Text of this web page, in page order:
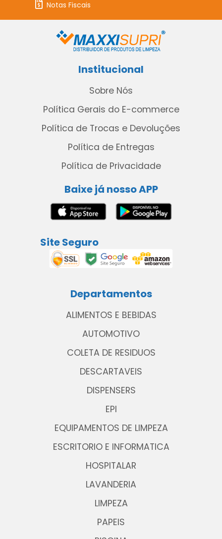
Notas Fiscais
Institucional
Sobre Nós
Política Gerais do E-commerce
Política de Trocas e Devoluções
Política de Entregas
Política de Privacidade
Baixe já nosso APP
Site Seguro
Departamentos
ALIMENTOS E BEBIDAS
AUTOMOTIVO
COLETA DE RESIDUOS
DESCARTAVEIS
DISPENSERS
EPI
EQUIPAMENTOS DE LIMPEZA
ESCRITORIO E INFORMATICA
HOSPITALAR
LAVANDERIA
LIMPEZA
PAPEIS